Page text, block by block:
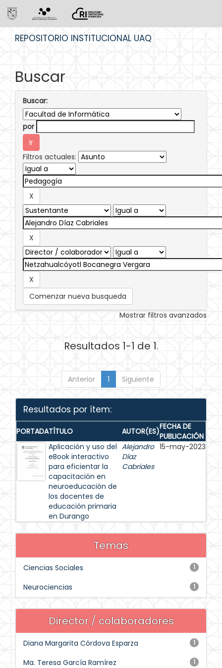
REPOSITORIO INSTITUCIONAL UAQ
Buscar
Buscar:
por
Filtros actuales:
Comenzar nueva busqueda
Mostrar filtros avanzados
Resultados 1-1 de 1.
Anterior 1 Siguiente
Resultados por ítem:
PORTADATÍTULO AUTOR(ES)FECHA DE
PUBLICACIÓN
Aplicación y uso del
eBook interactivo
para eficientar la
capacitación en
neuroeducación de
los docentes de
educación primaria
en Durango
Alejandro
Díaz
Cabriales
15-may-2023
Temas
1
Ciencias Sociales
1
Neurociencias
Director / colaboradores
1
Diana Margarita Córdova Esparza
1
Ma. Teresa García Ramírez